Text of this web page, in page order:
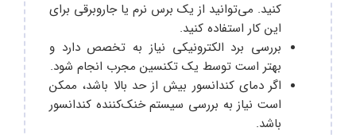
کنید. می‌توانید از یک برس نرم یا جاروبرقی برای
این کار استفاده کنید.
بررسی برد الکترونیکی نیاز به تخصص دارد و
بهتر است توسط یک تکنسین مجرب انجام شود.
اگر دمای کندانسور بیش از حد بالا باشد، ممکن
است نیاز به بررسی سیستم خنک‌کننده کندانسور
باشد.